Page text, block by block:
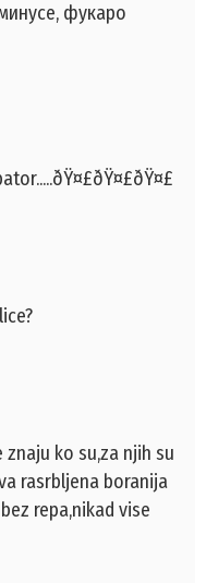
фукаро
ko su,za njih su
rasrbljena boranija
repa,nikad vise